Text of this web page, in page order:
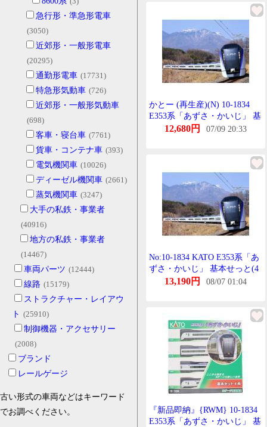
急行形・準急形電車
(3050)
近郊形・一般形電車
(20295)
通勤形電車 (17731)
特急形気動車 (726)
近郊形・一般形気動車
(698)
客車・寝台車 (7761)
貨車・コンテナ車 (393)
電気機関車 (10026)
ディーゼル機関車 (2661)
蒸気機関車 (3247)
大手の私鉄・事業者
(40916)
地方の私鉄・事業者
(14467)
車両パーツ (12444)
線路 (15179)
ストラクチャー・レイアウ
ト (25910)
制御機器・アクセサリー
(2008)
ブランド
レールゲージ
古い形式の車両などはキーワード
でお調べください。
かとー (再生産)(N) 10-1834
E353系「あずさ・かいじ」 基
本せっと(4両) 返品種別B
12,680円 07/09 20:33
No:10-1834 KATO E353系「あ
ずさ・かいじ」 基本せっと(4
両) 鉄道模型 Nげーじ KATO
13,190円 08/07 01:04
『新品即納』{RWM} 10-1834
E353系「あずさ・かいじ」 基